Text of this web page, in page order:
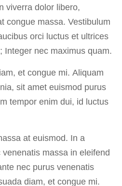
viverra dolor libero,
congue massa. Vestibulum
orci luctus et ultrices
Integer nec maximus quam.
et congue mi. Aliquam
sit amet euismod purus
tempor enim dui, id luctus
at euismod. In a
massa in eleifend
nec purus venenatis
diam, et congue mi.